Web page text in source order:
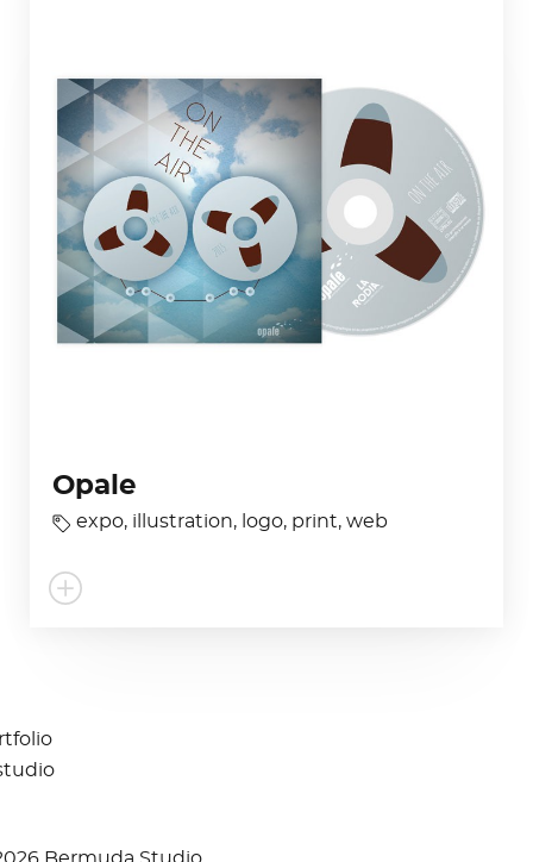
Opale
expo, illustration, logo, print,web